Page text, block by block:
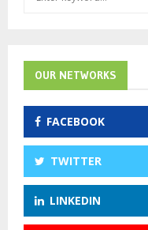
f
o
:
OUR NETWORKS
FACEBOOK
TWITTER
LINKEDIN